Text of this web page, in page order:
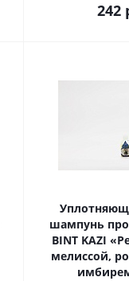
242
шампунь
BINT KAZI
мелиссой,